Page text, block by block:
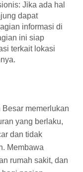
Jika ada hal
dapat
informasi di
ini siap
terkait lokasi
memerlukan
yang berlaku,
dan tidak
Membawa
rumah sakit, dan